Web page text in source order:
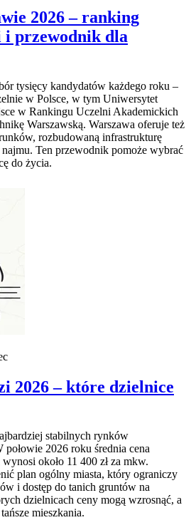
2026 – ranking
przewodnik dla
tysięcy kandydatów każdego roku –
w Polsce, w tym Uniwersytet
w Rankingu Uczelni Akademickich
Warszawską. Warszawa oferuje też
rozbudowaną infrastrukturę
Ten przewodnik pomoże wybrać
do życia.
2026 – które dzielnice
stabilnych rynków
2026 roku średnia cena
około 11 400 zł za mkw.
plan ogólny miasta, który ograniczy
i dostęp do tanich gruntów na
dzielnicach ceny mogą wzrosnąć, a
mieszkania.